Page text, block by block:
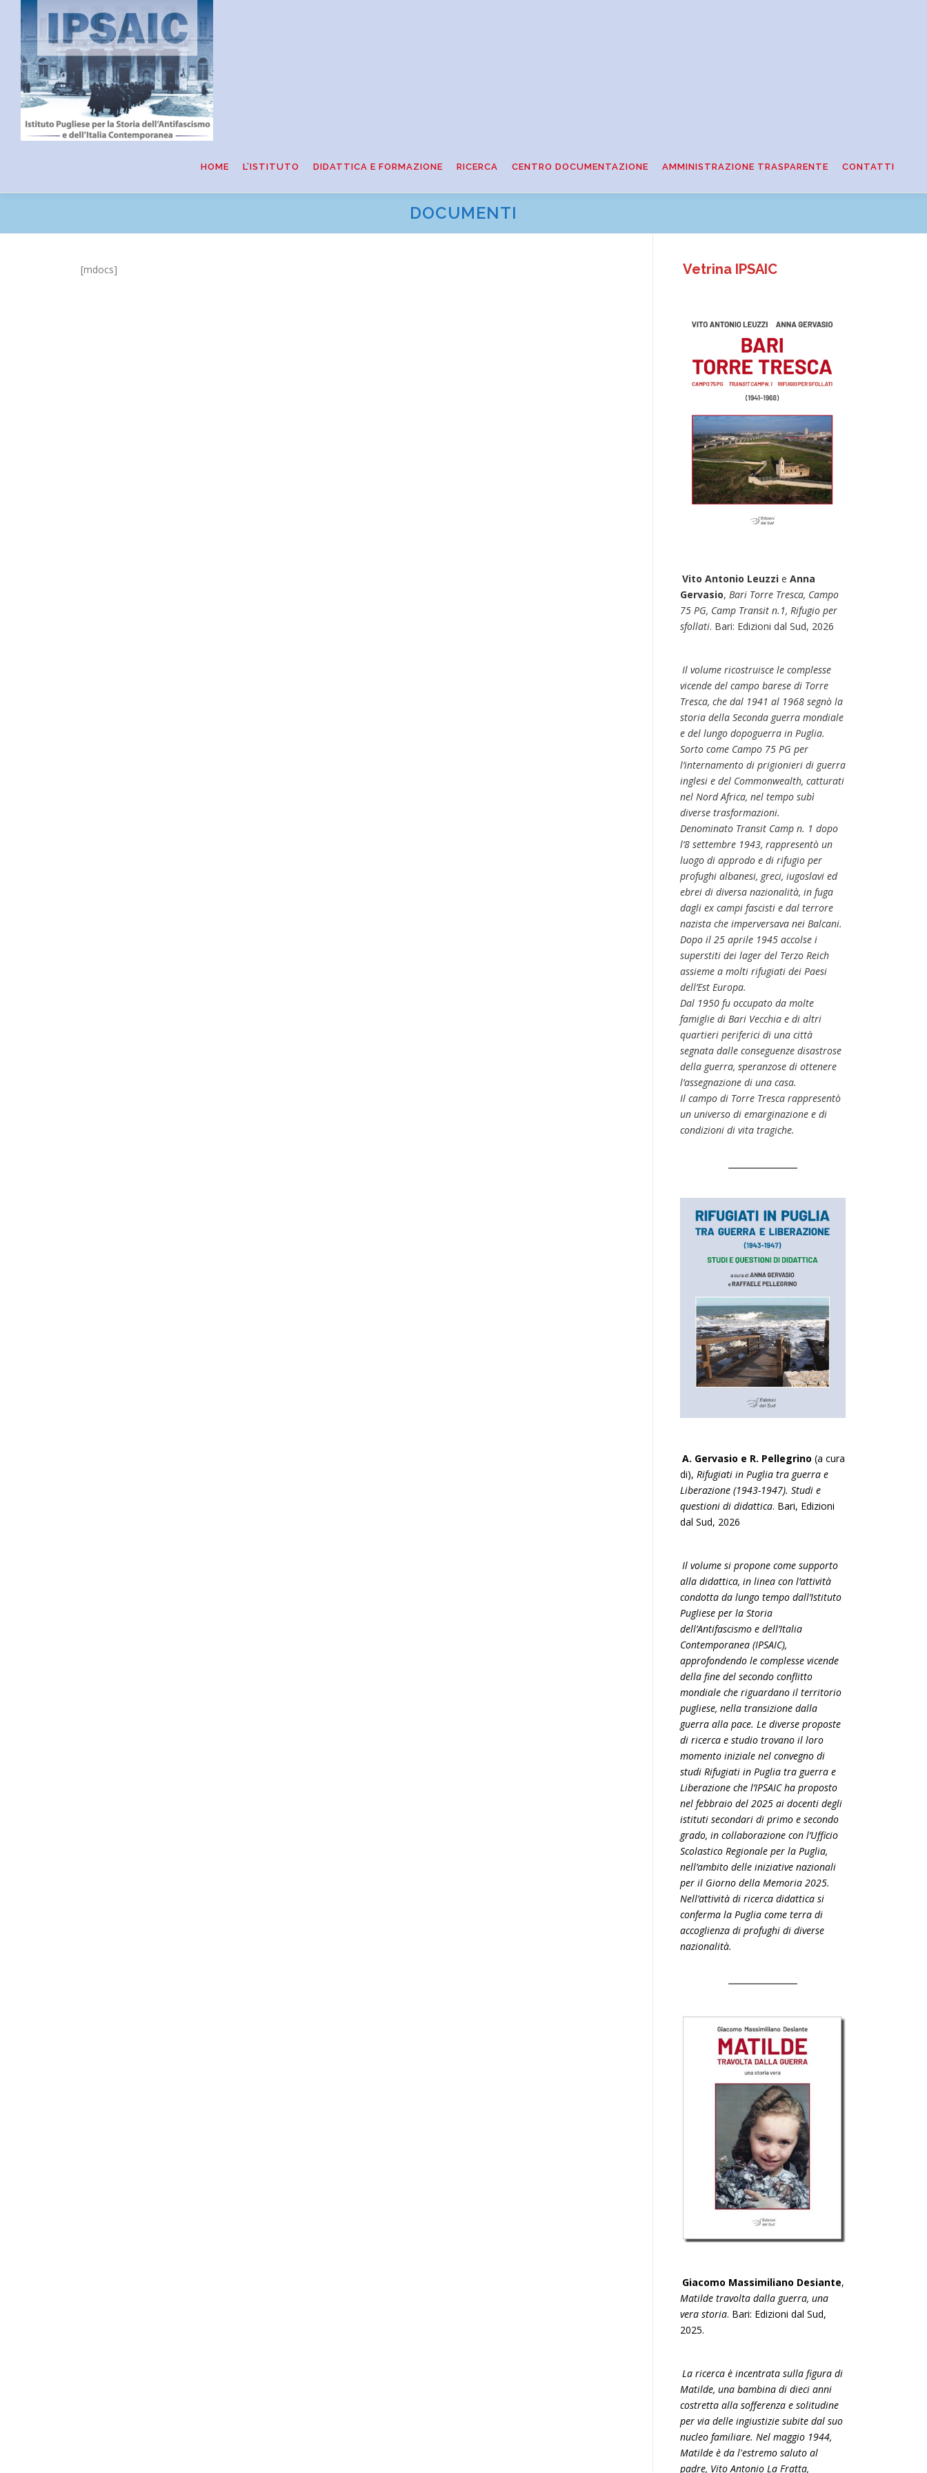
Passa
contenuto
HOME L’ISTITUTO DIDATTICA E FORMAZIONE RICERCA CENTRO DOCUMENTAZIONE AMMINISTRAZIONE TRASPARENTE CONTATTI
DOCUMENTI
[mdocs] Vetrina IPSAIC
Vito Antonio Leuzzie Anna
Gervasio, Bari Torre Tresca, Campo
75 PG, Camp Transit n.1, Rifugio per
sfollati. Bari: Edizioni dal Sud, 2026
Il volume ricostruisce le complesse
vicende del campo barese di Torre
Tresca, che dal 1941 al 1968 segnò la
storia della Seconda guerra mondiale
e del lungo dopoguerra in Puglia.
Sorto come Campo 75 PG per
l’internamento di prigionieri di guerra
inglesi e del Commonwealth, catturati
nel Nord Africa, nel tempo subì
diverse trasformazioni.
Denominato Transit Camp n. 1 dopo
l’8 settembre 1943, rappresentò un
luogo di approdo e di rifugio per
profughi albanesi, greci, iugoslavi ed
ebrei di diversa nazionalità, in fuga
dagli ex campi fascisti e dal terrore
nazista che imperversava nei Balcani.
Dopo il 25 aprile 1945 accolse i
superstiti dei lager del Terzo Reich
assieme a molti rifugiati dei Paesi
dell’Est Europa.
Dal 1950 fu occupato da molte
famiglie di Bari Vecchia e di altri
quartieri periferici di una città
segnata dalle conseguenze disastrose
della guerra, speranzose di ottenere
l’assegnazione di una casa.
Il campo di Torre Tresca rappresentò
un universo di emarginazione e di
condizioni di vita tragiche.
A. Gervasio e R. Pellegrino (a cura
di), Rifugiati in Puglia tra guerra e
Liberazione (1943-1947). Studi e
questioni di didattica. Bari, Edizioni
dal Sud, 2026
Il volume si propone come supporto
alla didattica, in linea con l’attività
condotta da lungo tempo dall’Istituto
Pugliese per la Storia
dell’Antifascismo e dell’Italia
Contemporanea (IPSAIC),
approfondendo le complesse vicende
della fine del secondo conflitto
mondiale che riguardano il territorio
pugliese, nella transizione dalla
guerra alla pace. Le diverse proposte
di ricerca e studio trovano il loro
momento iniziale nel convegno di
studi Rifugiati in Puglia tra guerra e
Liberazione che l’IPSAIC ha proposto
nel febbraio del 2025 ai docenti degli
istituti secondari di primo e secondo
grado, in collaborazione con l’Ufficio
Scolastico Regionale per la Puglia,
nell’ambito delle iniziative nazionali
per il Giorno della Memoria 2025.
Nell’attività di ricerca didattica si
conferma la Puglia come terra di
accoglienza di profughi di diverse
nazionalità.
Giacomo Massimiliano Desiante,
Matilde travolta dalla guerra, una
vera storia. Bari: Edizioni dal Sud,
2025.
La ricerca è incentrata sulla figura di
Matilde, una bambina di dieci anni
costretta alla sofferenza e solitudine
per via delle ingiustizie subite dal suo
nucleo familiare. Nel maggio 1944,
Matilde è da l'estremo saluto al
padre, Vito Antonio La Fratta,